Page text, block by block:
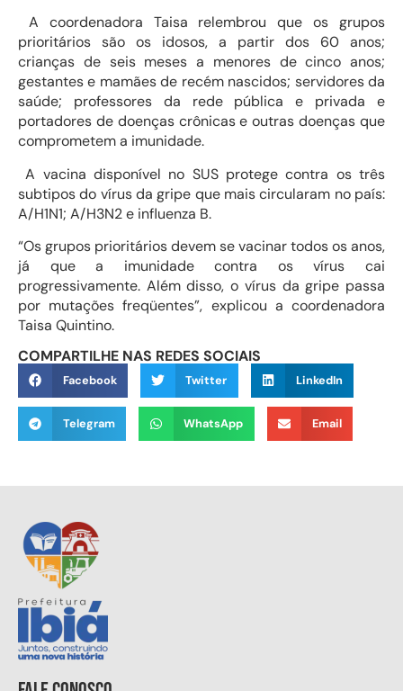
A coordenadora Taisa relembrou que os grupos
prioritários são os idosos, a partir dos 60 anos;
crianças de seis meses a menores de cinco anos;
gestantes e mamães de recém nascidos; servidores da
saúde; professores da rede pública e privada e
portadores de doenças crônicas e outras doenças que
comprometem a imunidade.
A vacina disponível no SUS protege contra os três
subtipos do vírus da gripe que mais circularam no país:
A/H1N1; A/H3N2 e influenza B.
“Os grupos prioritários devem se vacinar todos os anos,
já que a imunidade contra os vírus cai
progressivamente. Além disso, o vírus da gripe passa
por mutações freqüentes”, explicou a coordenadora
Taisa Quintino.
COMPARTILHE NAS REDES SOCIAIS
Facebook Twitter LinkedIn
Telegram WhatsApp Email